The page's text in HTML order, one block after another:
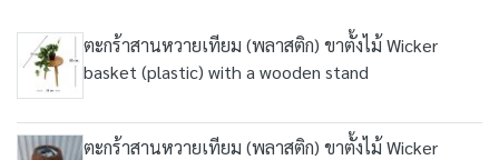
ตะกร้าสานหวายเทียม (พลาสติก) ขาตั้งไม้ Wicker
basket (plastic) with a wooden stand
ตะกร้าสานหวายเทียม (พลาสติก) ขาตั้งไม้ Wicker